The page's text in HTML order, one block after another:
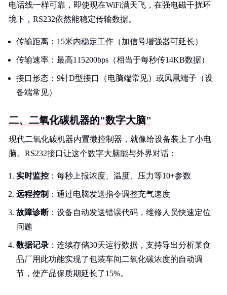
电话线一样可靠，即使现在WiFi满天飞，在强电磁干扰环
境下，RS232依然能稳定传输数据。
传输距离：15米内稳定工作（加信号增强器可延长）
传输速率：最高115200bps（相当于每秒传14KB数据）
接口形态：9针D型接口（电脑端常见）或凤凰端子（设
备端常见）
二、二氧化碳机器的"数字大脑"
现代二氧化碳机器内置微控制器，就像给设备装上了小电
脑。RS232接口让这个数字大脑能与外界对话：
实时监控 ：每秒上报浓度、温度、压力等10+参数
远程控制 ：通过电脑发送指令调整充气速度
故障诊断：设备自动发送错误代码，维修人员快速定位
问题
数据记录 ：连续存储30天运行数据，支持导出分析某食
品厂用此功能实现了包装车间二氧化碳浓度的自动调
节，使产品保质期延长了15%。